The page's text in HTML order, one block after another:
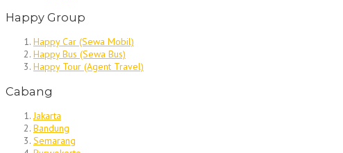
Happy Group
Happy Car (Sewa Mobil)
Happy Bus (Sewa Bus)
Happy Tour (Agent Travel)
Cabang
Jakarta
Bandung
Semarang